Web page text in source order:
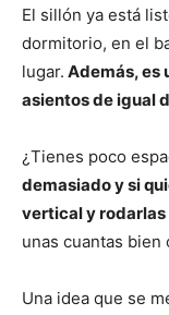
El sillón ya está
dormitorio, en el
lugar. Además, es
asientos de igual
¿Tienes poco
demasiado y si
vertical y
unas cuantas bien
Una idea que se